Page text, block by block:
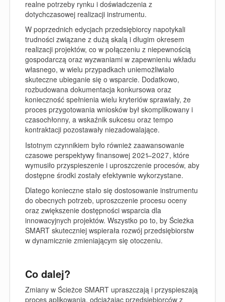
realne potrzeby rynku i doświadczenia z
dotychczasowej realizacji instrumentu.
W poprzednich edycjach przedsiębiorcy napotykali
trudności związane z dużą skalą i długim okresem
realizacji projektów, co w połączeniu z niepewnością
gospodarczą oraz wyzwaniami w zapewnieniu wkładu
własnego, w wielu przypadkach uniemożliwiało
skuteczne ubieganie się o wsparcie. Dodatkowo,
rozbudowana dokumentacja konkursowa oraz
konieczność spełnienia wielu kryteriów sprawiały, że
proces przygotowania wniosków był skomplikowany i
czasochłonny, a wskaźnik sukcesu oraz tempo
kontraktacji pozostawały niezadowalające.
Istotnym czynnikiem było również zaawansowanie
czasowe perspektywy finansowej 2021–2027, które
wymusiło przyspieszenie i uproszczenie procesów, aby
dostępne środki zostały efektywnie wykorzystane.
Dlatego konieczne stało się dostosowanie instrumentu
do obecnych potrzeb, uproszczenie procesu oceny
oraz zwiększenie dostępności wsparcia dla
innowacyjnych projektów. Wszystko po to, by Ścieżka
SMART skuteczniej wspierała rozwój przedsiębiorstw
w dynamicznie zmieniającym się otoczeniu.
Co dalej?
Zmiany w Ścieżce SMART upraszczają i przyspieszają
proces aplikowania, odciążając przedsiębiorców z